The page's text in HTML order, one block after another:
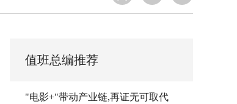
值班总编推荐
"电影+"带动产业链,再证无可取代